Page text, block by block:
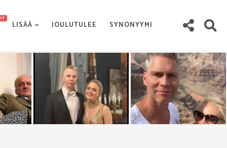
LISÄÄ JOULUTULEE SYNONYYMI